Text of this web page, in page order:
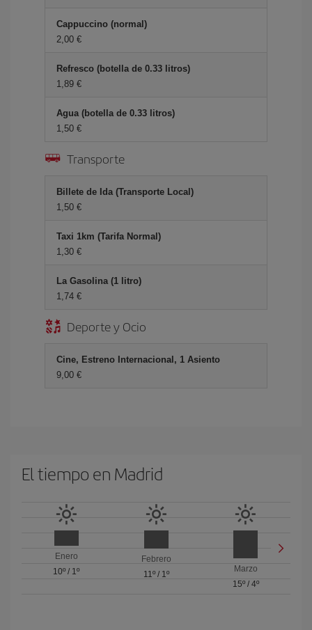
Cappuccino (normal)
2,00 €
Refresco (botella de 0.33 litros)
1,89 €
Agua (botella de 0.33 litros)
1,50 €
Transporte
Billete de Ida (Transporte Local)
1,50 €
Taxi 1km (Tarifa Normal)
1,30 €
La Gasolina (1 litro)
1,74 €
Deporte y Ocio
Cine, Estreno Internacional, 1 Asiento
9,00 €
El tiempo en Madrid
Enero
10º / 1º
Febrero
11º/ 1º
Marzo
15º/ 4º